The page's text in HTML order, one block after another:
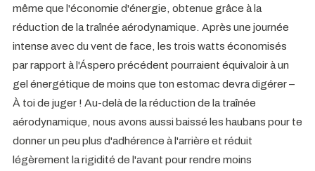
même que l'économie d'énergie, obtenue grâce à la
réduction de la traînée aérodynamique. Après une journée
intense avec du vent de face, les trois watts économisés
par rapport à l'Áspero précédent pourraient équivaloir à un
gel énergétique de moins que ton estomac devra digérer –
À toi de juger ! Au-delà de la réduction de la traînée
aérodynamique, nous avons aussi baissé les haubans pour te
donner un peu plus d'adhérence à l'arrière et réduit
légèrement la rigidité de l'avant pour rendre moins